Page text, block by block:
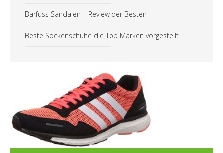
Barfuss Sandalen – Review der Besten
Beste Sockenschuhe die Top Marken vorgestellt